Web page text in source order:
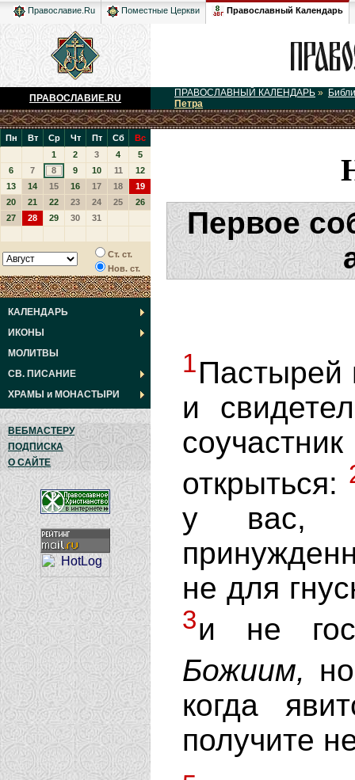
Православие.Ru Поместные Церкви Православный Календарь
ПРАВОСЛАВИЕ.RU ПРАВОСЛАВНЫЙ КАЛЕНДАРЬ »
Петра
Пн Вт Ср Чт Пт Сб
Вс
1
2 3 4
5
6
7 8 9 10 11
12
13
14 15 16 17 18
19
20
21 22 23 24 25
26
27
28 29 30 31
Ст. ст.
Нов. ст.
КАЛЕНДАРЬ
ИКОНЫ
МОЛИТВЫ
СВ. ПИСАНИЕ
ХРАМЫ и МОНАСТЫРИ
ВЕБМАСТЕРУ
ПОДПИСКА
О САЙТЕ
Первое
1Пастырей
и
открыться:
у вас,
не для
3и не
Божиим,
когда
получите